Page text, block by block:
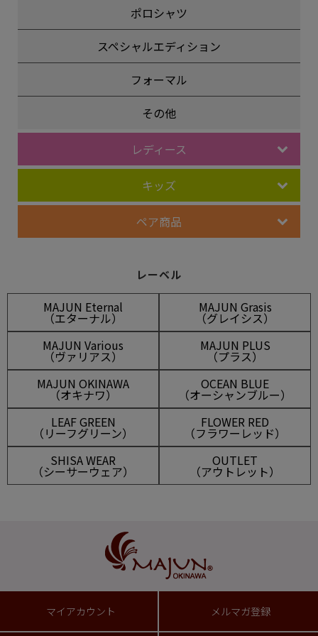
ポロシャツ
スペシャルエディション
フォーマル
その他
レディース
キッズ
ペア商品
レーベル
MAJUN Eternal
（エターナル）
MAJUN Grasis
（グレイシス）
MAJUN Various
（ヴァリアス）
MAJUN PLUS
（プラス）
MAJUN OKINAWA
（オキナワ）
OCEAN BLUE
（オーシャンブルー）
LEAF GREEN
（リーフグリーン）
FLOWER RED
（フラワーレッド）
SHISA WEAR
（シーサーウェア）
OUTLET
（アウトレット）
マイアカウント メルマガ登録